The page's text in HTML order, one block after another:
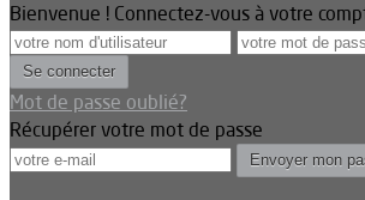
Bienvenue ! Connectez-vous à votre
Mot de passe oublié?
Récupérer votre mot de passe